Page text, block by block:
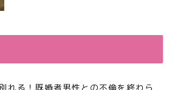
れる！既婚者男性との不倫を終わら